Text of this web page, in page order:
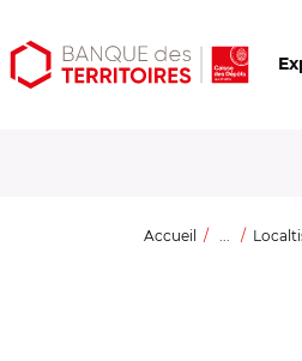
Aller
au
Aller
au
Ouvrir
les
Accueil ...